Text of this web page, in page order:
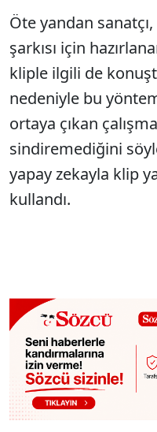
Öte yandan
şarkısı için
kliple ilgili de
nedeniyle bu
ortaya çıkan
sindiremediğini
yapay zekayla klip
kullandı.